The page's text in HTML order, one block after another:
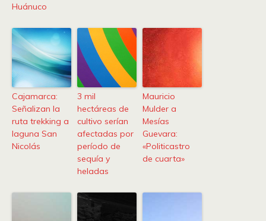
Huánuco
Cajamarca:
Señalizan la
ruta trekking a
laguna San
Nicolás
3 mil
hectáreas de
cultivo serían
afectadas por
período de
sequía y
heladas
Mauricio
Mulder a
Mesías
Guevara:
«Politicastro
de cuarta»